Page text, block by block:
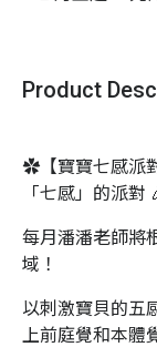
Product
✿【寶寶七感派
「七感」的派對
每月潘潘老師將
域！
以刺激寶貝的五
上前庭覺和本體